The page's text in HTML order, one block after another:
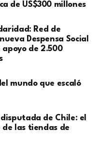
de US$300 millones
Red de
Despensa Social
apoyo de 2.500
mundo que escaló
de Chile: el
las tiendas de